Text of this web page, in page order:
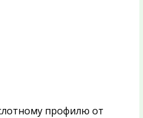
профилю от